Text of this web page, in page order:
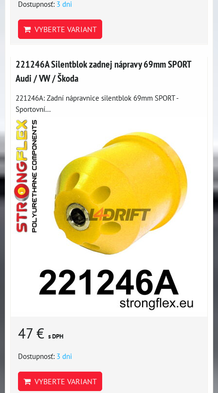
Dostupnosť: 3 dni
VYBERTE VARIANT
221246A Silentblok zadnej nápravy 69mm SPORT
Audi / VW / Škoda
221246A: Zadní nápravnice silentblok 69mm SPORT -
Sportovní...
47 € s DPH
Dostupnosť: 3 dni
VYBERTE VARIANT